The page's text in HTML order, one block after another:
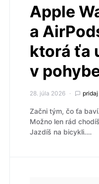
Apple
a
ktorá ťa
v
28. júla 2026
Začni tým, čo ťa
Možno len rád
Jazdíš na bicykli.…